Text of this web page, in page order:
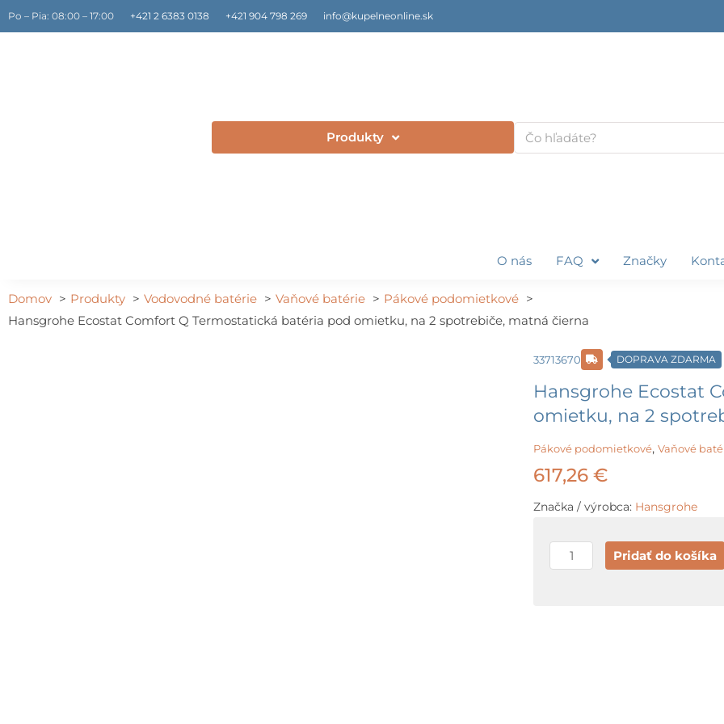
Preskočiť
na
Po – Pia: 08:00 – 17:00 +421 2 6383 0138 +421 904 798 269 info@kupelneonline.sk
Produkty Vyhľadať
O nás FAQ Značky
Domov Produkty Vodovodné batérie Vaňové batérie
Pákové podomietkové
Hansgrohe Ecostat Comfort Q Termostatická batéria pod omietku, na 2 spotrebiče, matná čierna
33713670 DOPRAVA ZDARMA
Hansgrohe Ecostat
omietku, na 2
Pákové podomietkové, Vaňové
617,26 €
Značka / výrobca: Hansgrohe
množstvo
Hansgrohe
Pridať do košíka